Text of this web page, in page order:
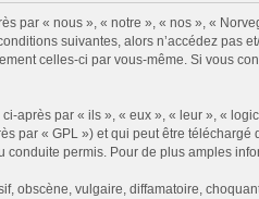
par « nous », « notre », « nos », «
suivantes, alors n’accédez pas
celles-ci par vous-même. Si vous
après par « ils », « eux », « leur », «
par « GPL ») et qui peut être téléchargé
conduite permis. Pour de plus amples
obscène, vulgaire, diffamatoire,